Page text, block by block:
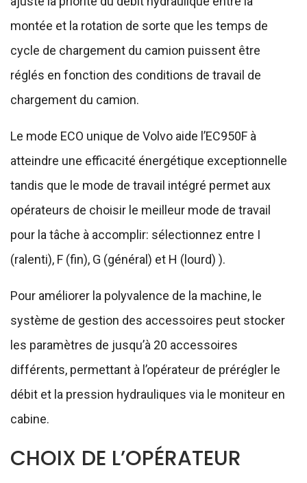
montée et la rotation de sorte que les temps de
cycle de chargement du camion puissent être
réglés en fonction des conditions de travail de
chargement du camion.
Le mode ECO unique de Volvo aide l’EC950F à
atteindre une efficacité énergétique exceptionnelle
tandis que le mode de travail intégré permet aux
opérateurs de choisir le meilleur mode de travail
pour la tâche à accomplir: sélectionnez entre I
(ralenti), F (fin), G (général) et H (lourd) ).
Pour améliorer la polyvalence de la machine, le
système de gestion des accessoires peut stocker
les paramètres de jusqu’à 20 accessoires
différents, permettant à l’opérateur de prérégler le
débit et la pression hydrauliques via le moniteur en
cabine.
CHOIX DE L’OPÉRATEUR